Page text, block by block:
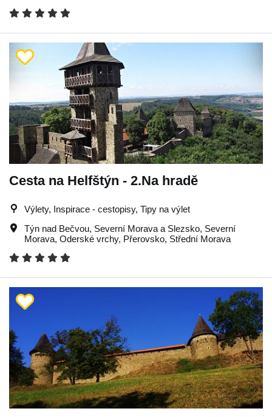
Cesta na Helfštýn - 2.Na hradě
Výlety, Inspirace - cestopisy, Tipy na výlet
Týn nad Bečvou, Severní Morava a Slezsko, Severní
Morava, Oderské vrchy, Přerovsko, Střední Morava